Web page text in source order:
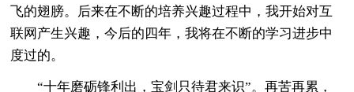
飞的翅膀。后来在不断的培养兴趣过程中，我开始对互
联网产生兴趣，今后的四年，我将在不断的学习进步中
度过的。
“十年磨砺锋利出，宝剑只待君来识”。再苦再累，